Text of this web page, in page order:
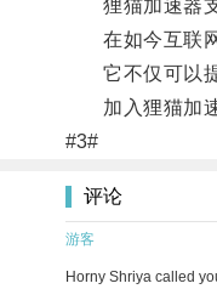
狸猫加速器支
在如今互联网
它不仅可以提
加入狸猫加速
#3#
评论
游客
Horny Shriya called